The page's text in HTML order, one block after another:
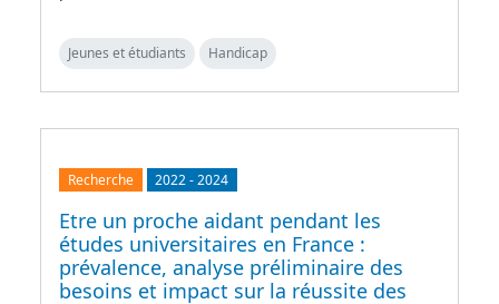
Jeunes et étudiants Handicap
Recherche 2022-2024
Etre un proche aidant pendant les
études universitaires en France :
prévalence, analyse préliminaire des
besoins et impact sur la réussite des